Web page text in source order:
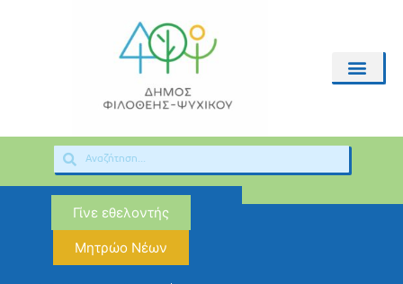
Γίνε εθελοντής
Μητρώο Νέων